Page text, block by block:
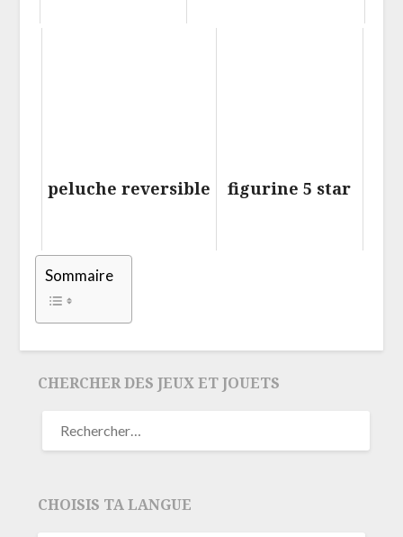
peluche reversible figurine 5 star
Sommaire
CHERCHER DES JEUX ET JOUETS
CHOISIS TA LANGUE